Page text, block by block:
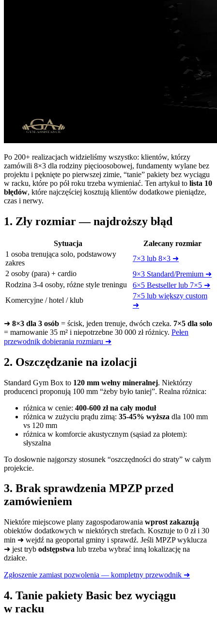
Po 200+ realizacjach widzieliśmy wszystko: klientów, którzy
zamówili 8×3 dla rodziny pięcioosobowej, fundamenty wylane bez
projektu i pęknięte po pierwszej zimie, “tanie” pakiety bez wyciągu
w racku, które po pół roku trzeba wymieniać. Ten artykuł to lista 10
błędów, które najczęściej kosztują klientów dodatkowe pieniądze,
czas i nerwy.
1. Zły rozmiar — najdroższy błąd
Sytuacja
Zalecany rozmiar
1 osoba trenująca solo, podstawowy
zakres
7×3 lub 8×3 ➜
2 osoby (para) + cardio
9×3 Standard/Premium ➜
Rodzina 3-4 osoby, różne style treningu
6×5 Bestseller lub 7×5 ➜
Komercyjne / hotel / klub
7×5 lub większy custom
➜
➜ 8×3 dla 3 osób = ścisk, jeden trenuje, dwóch czeka. 7×5 dla solo
= marnowanie 35 m² i niepotrzebne 30 000 zł różnicy. Pełen
przewodnik dobierania rozmiaru ➜
2. Oszczędzanie na izolacji
Standard Gym Box to 120 mm wełny mineralnej. Niektórzy
producenci proponują 100 mm “żeby było taniej”. Realna różnica:
różnica w cenie: 400-600 zł na cały moduł
różnica w zużyciu prądu zimą: 35-45% wyższa dla 100 mm
vs 120 mm
różnica w komforcie akustycznym (sąsiad za płotem):
słyszalna
To dosłownie najgorszy stosunek “oszczędności do straty” w całym
projekcie.
3. Brak sprawdzenia MPZP przed
zamówieniem
Niektóre miejscowe plany zagospodarowania wprost zakazują
obiektów dodatkowych w niektórych strefach. Kosztuje to 0 zł i 30
min ➜ wejdź na geoportal gminy i sprawdź. Jeśli MPZP wyklucza
➜ jest tryb odstępstwa lub trzeba wybrać inną lokalizację na
działce.
Zgłoszenie zamiast pozwolenia — kompletny przewodnik ➜
4. Tanie pakiety Basic bez wyciągu
w racku